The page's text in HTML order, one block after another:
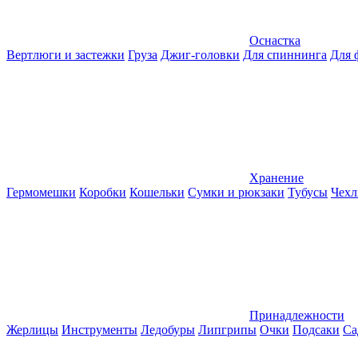
Оснастка
Вертлюги и застежки Груза Джиг-головки Для спиннинга Для
Хранение
Гермомешки Коробки Кошельки Сумки и рюкзаки Тубусы
Принадлежности
Жерлицы Инструменты Ледобуры Липгрипы Очки Подсаки